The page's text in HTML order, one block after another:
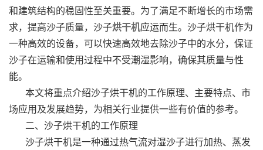
和建筑结构的稳固性至关重要。为了满足不断增长的市场需
求，提高沙子质量，沙子烘干机应运而生。沙子烘干机作为
一种高效的设备，可以快速高效地去除沙子中的水分，保证
沙子在运输和使用过程中不受潮湿影响，确保其质量与性
能。
本文将重点介绍沙子烘干机的工作原理、主要特点、市
场应用及发展趋势，为相关行业提供一些有价值的参考。
二、沙子烘干机的工作原理
沙子烘干机是一种通过热气流对湿沙子进行加热、蒸发